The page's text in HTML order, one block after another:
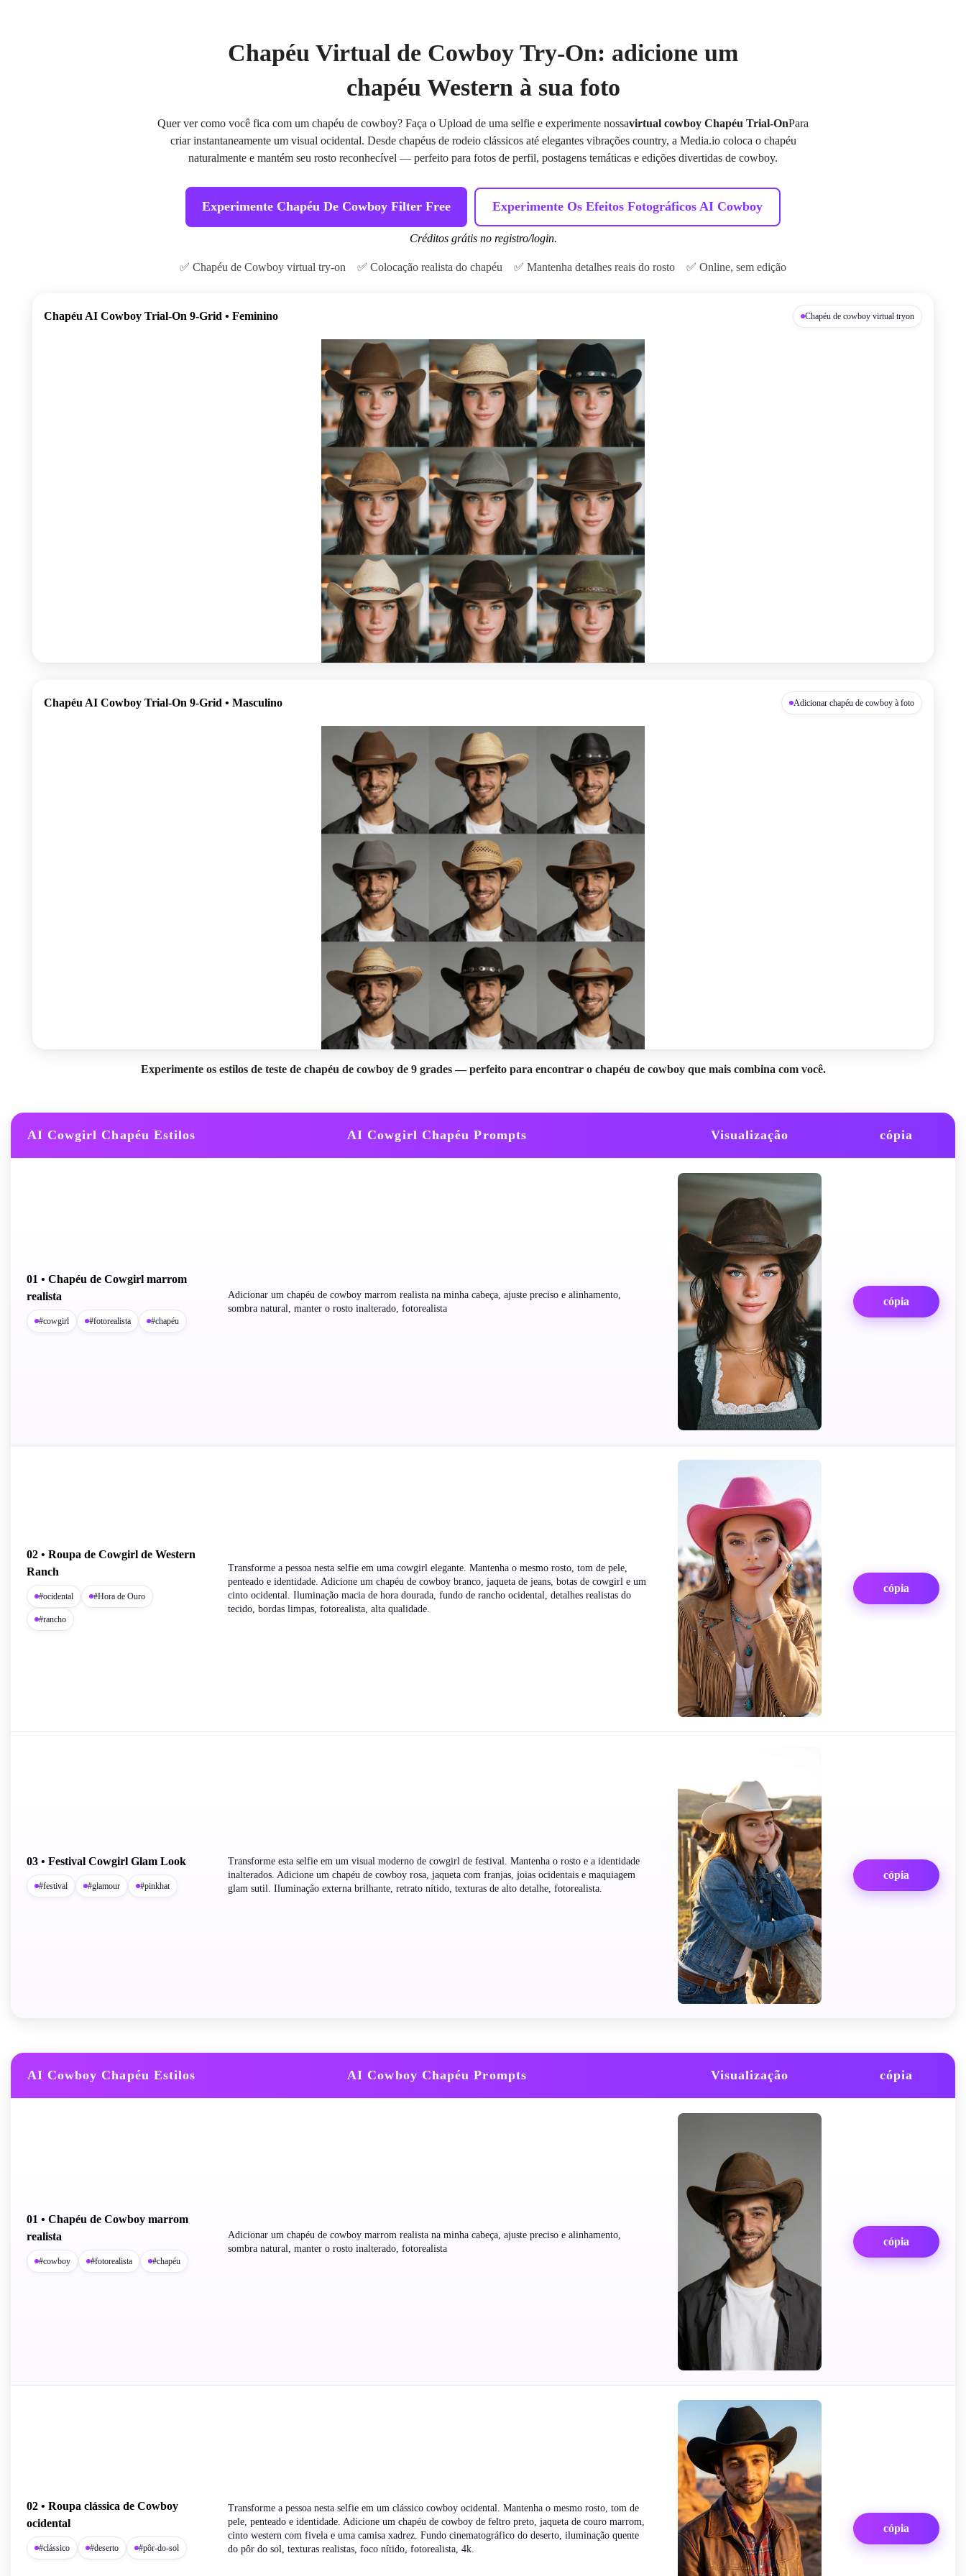
Chapéu Virtual de Cowboy Try-On: adicione um
chapéu Western à sua foto
Quer ver como você fica com um chapéu de cowboy? Faça o Upload de uma selfie e experimente nossavirtual cowboy Chapéu Trial-OnPara
criar instantaneamente um visual ocidental. Desde chapéus de rodeio clássicos até elegantes vibrações country, a Media.io coloca o chapéu
naturalmente e mantém seu rosto reconhecível — perfeito para fotos de perfil, postagens temáticas e edições divertidas de cowboy.
Experimente Chapéu De Cowboy Filter Free Experimente Os Efeitos Fotográficos AI Cowboy
Créditos grátis no registro/login.
✅ Chapéu de Cowboy virtual try-on ✅ Colocação realista do chapéu ✅ Mantenha detalhes reais do rosto ✅ Online, sem edição
Chapéu AI Cowboy Trial-On 9-Grid • Feminino Chapéu de cowboy virtual tryon
Chapéu AI Cowboy Trial-On 9-Grid • Masculino Adicionar chapéu de cowboy à foto
Experimente os estilos de teste de chapéu de cowboy de 9 grades — perfeito para encontrar o chapéu de cowboy que mais combina com você.
AI Cowgirl Chapéu Estilos AI Cowgirl Chapéu Prompts Visualização cópia
01 • Chapéu de Cowgirl marrom
realista
#cowgirl #fotorealista #chapéu
Adicionar um chapéu de cowboy marrom realista na minha cabeça, ajuste preciso e alinhamento,
sombra natural, manter o rosto inalterado, fotorealista
cópia
02 • Roupa de Cowgirl de Western
Ranch
#ocidental #Hora de Ouro
#rancho
Transforme a pessoa nesta selfie em uma cowgirl elegante. Mantenha o mesmo rosto, tom de pele,
penteado e identidade. Adicione um chapéu de cowboy branco, jaqueta de jeans, botas de cowgirl e um
cinto ocidental. Iluminação macia de hora dourada, fundo de rancho ocidental, detalhes realistas do
tecido, bordas limpas, fotorealista, alta qualidade.
cópia
03 • Festival Cowgirl Glam Look
#festival #glamour #pinkhat
Transforme esta selfie em um visual moderno de cowgirl de festival. Mantenha o rosto e a identidade
inalterados. Adicione um chapéu de cowboy rosa, jaqueta com franjas, joias ocidentais e maquiagem
glam sutil. Iluminação externa brilhante, retrato nítido, texturas de alto detalhe, fotorealista.
cópia
AI Cowboy Chapéu Estilos AI Cowboy Chapéu Prompts Visualização cópia
01 • Chapéu de Cowboy marrom
realista
#cowboy #fotorealista #chapéu
Adicionar um chapéu de cowboy marrom realista na minha cabeça, ajuste preciso e alinhamento,
sombra natural, manter o rosto inalterado, fotorealista
cópia
02 • Roupa clássica de Cowboy
ocidental
#clássico #deserto #pôr-do-sol
Transforme a pessoa nesta selfie em um clássico cowboy ocidental. Mantenha o mesmo rosto, tom de
pele, penteado e identidade. Adicione um chapéu de cowboy de feltro preto, jaqueta de couro marrom,
cinto western com fivela e uma camisa xadrez. Fundo cinematográfico do deserto, iluminação quente
do pôr do sol, texturas realistas, foco nítido, fotorealista, 4k.
cópia